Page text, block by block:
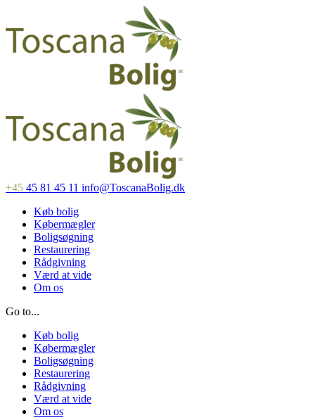
+45 45 81 45 11 info@ToscanaBolig.dk
Køb bolig
Købermægler
Boligsøgning
Restaurering
Rådgivning
Værd at vide
Om os
Go to...
Køb bolig
Købermægler
Boligsøgning
Restaurering
Rådgivning
Værd at vide
Om os